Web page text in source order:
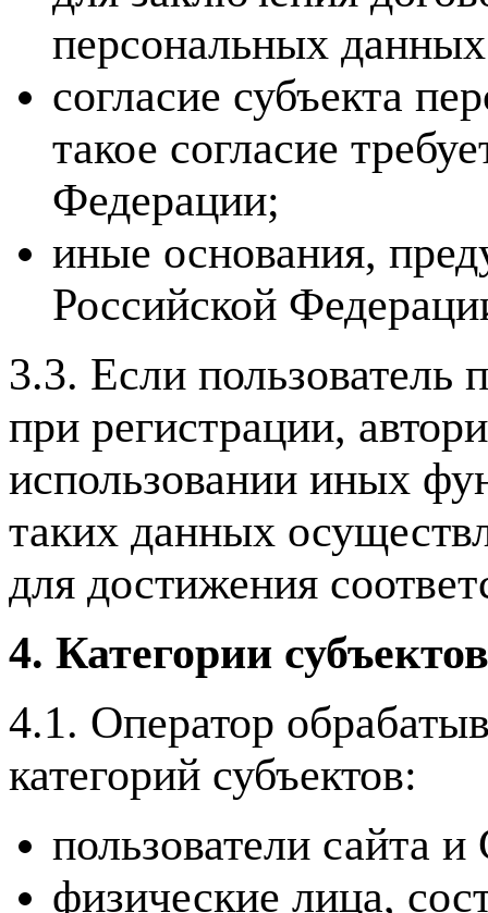
персональных
согласие субъекта
такое согласие
Федерации;
иные основания,
Российской
3.3. Если пользователь
при регистрации,
использовании иных
таких данных
для достижения
4. Категории
4.1. Оператор
категорий субъектов:
пользователи сайта
физические лица,